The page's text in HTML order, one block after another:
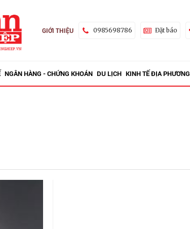
GIỚI THIỆU 0985698786 Đặt báo
NGÂN HÀNG - CHỨNG KHOÁN DU LỊCH KINH TẾ ĐỊA PHƯƠNG